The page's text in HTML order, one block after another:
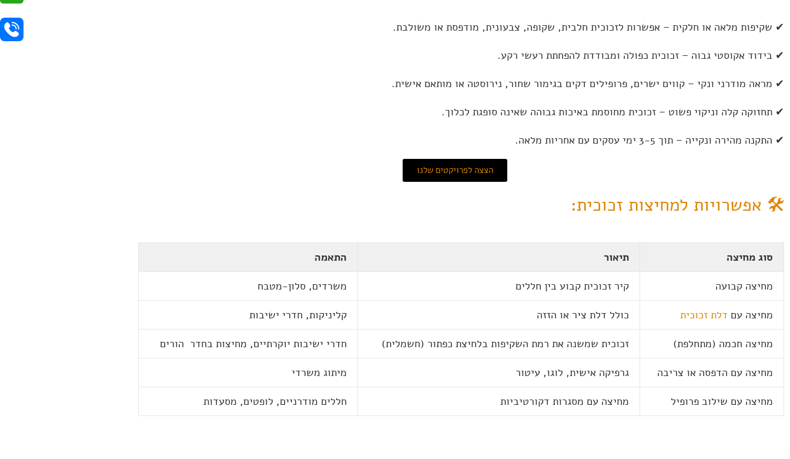
✔ שקיפות מלאה או חלקית – אפשרות לזכוכית חלבית, שקופה, צבעונית, מודפסת או משולבת.
✔ בידוד אקוסטי גבוה – זכוכית כפולה ומבודדת להפחתת רעשי רקע.
✔ מראה מודרני ונקי – קווים ישרים, פרופילים דקים בגימור שחור, נירוסטה או מותאם אישית.
✔ תחזוקה קלה וניקוי פשוט – זכוכית מחוסמת באיכות גבוהה שאינה סופגת לכלוך.
✔ התקנה מהירה ונקייה – תוך 3-5 ימי עסקים עם אחריות מלאה.
הצצה לפרויקטים שלנו
🛠 אפשרויות למחיצות זכוכית:
סוג מחיצה תיאור התאמה
מחיצה קבועה קיר זכוכית קבוע בין חללים משרדים, סלון-מטבח
מחיצה עם דלת זכוכית כולל דלת ציר או הזזה קליניקות, חדרי ישיבות
מחיצה חכמה (מתחלפת) זכוכית שמשנה את רמת השקיפות בלחיצת כפתור (חשמלית) חדרי ישיבות יוקרתיים, מחיצות בחדר הורים
מחיצה עם הדפסה או צריבה גרפיקה אישית, לוגו, עיטור מיתוג משרדי
מחיצה עם שילוב פרופיל מחיצה עם מסגרות דקורטיביות חללים מודרניים, לופטים, מסעדות